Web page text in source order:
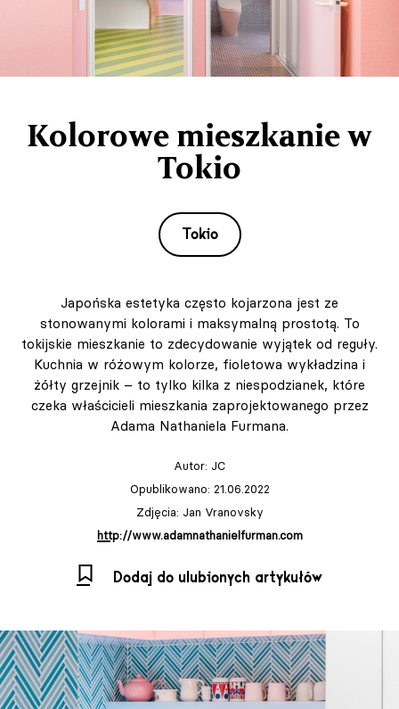
Kolorowe mieszkanie w
Tokio
Tokio
Japońska estetyka często kojarzona jest ze
stonowanymi kolorami i maksymalną prostotą. To
tokijskie mieszkanie to zdecydowanie wyjątek od reguły.
Kuchnia w różowym kolorze, fioletowa wykładzina i
żółty grzejnik – to tylko kilka z niespodzianek, które
czeka właścicieli mieszkania zaprojektowanego przez
Adama Nathaniela Furmana.
Autor: JC
Opublikowano: 21.06.2022
Zdjęcia: Jan Vranovsky
http://www.adamnathanielfurman.com
Dodaj do ulubionych artykułów